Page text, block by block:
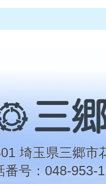
埼玉県三郷市
番号：048-953-